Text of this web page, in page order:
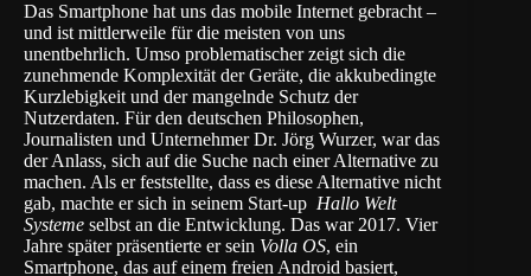
Das Smartphone hat uns das mobile Internet gebracht –
und ist mittlerweile für die meisten von uns
unentbehrlich. Umso problematischer zeigt sich die
zunehmende Komplexität der Geräte, die akkubedingte
Kurzlebigkeit und der mangelnde Schutz der
Nutzerdaten. Für den deutschen Philosophen,
Journalisten und Unternehmer Dr. Jörg Wurzer, war das
der Anlass, sich auf die Suche nach einer Alternative zu
machen. Als er feststellte, dass es diese Alternative nicht
gab, machte er sich in seinem Start-up Hallo Welt
Systeme selbst an die Entwicklung. Das war 2017. Vier
Jahre später präsentierte er sein Volla OS, ein
Smartphone, das auf einem freien Android basiert,